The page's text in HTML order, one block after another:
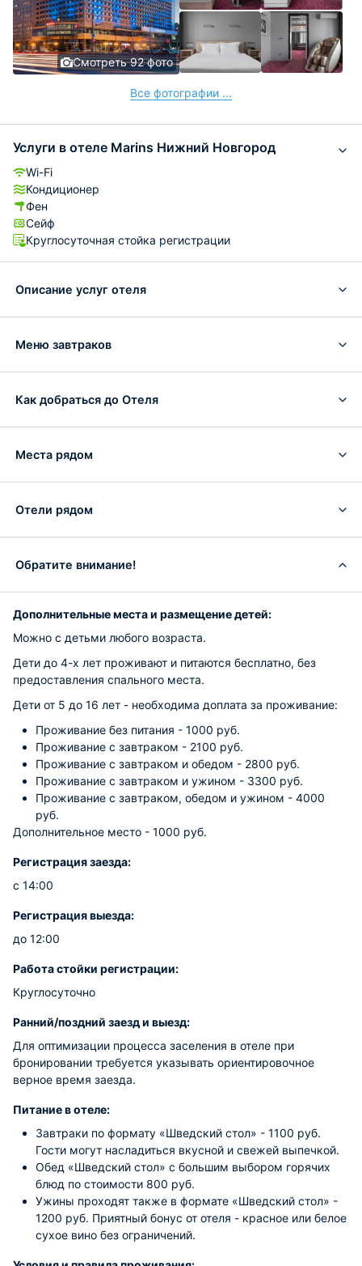
Смотреть 92 фото
Все фотографии ...
Услуги в отеле Marins Нижний Новгород
Wi-Fi
Кондиционер
Фен
Сейф
Круглосуточная стойка регистрации
Описание услуг отеля
Меню завтраков
Как добраться до Отеля
Места рядом
Отели рядом
Обратите внимание!
Дополнительные места и размещение детей:
Можно с детьми любого возраста.
Дети до 4-х лет проживают и питаются бесплатно, без
предоставления спального места.
Дети от 5 до 16 лет - необходима доплата за проживание:
Проживание без питания - 1000 руб.
Проживание с завтраком - 2100 руб.
Проживание с завтраком и обедом - 2800 руб.
Проживание с завтраком и ужином - 3300 руб.
Проживание с завтраком, обедом и ужином - 4000
руб.
Дополнительное место - 1000 руб.
Регистрация заезда:
с 14:00
Регистрация выезда:
до 12:00
Работа стойки регистрации:
Круглосуточно
Ранний/поздний заезд и выезд:
Для оптимизации процесса заселения в отеле при
бронировании требуется указывать ориентировочное
верное время заезда.
Питание в отеле:
Завтраки по формату «Шведский стол» - 1100 руб.
Гости могут насладиться вкусной и свежей выпечкой.
Обед «Шведский стол» с большим выбором горячих
блюд по стоимости 800 руб.
Ужины проходят также в формате «Шведский стол» -
1200 руб. Приятный бонус от отеля - красное или белое
сухое вино без ограничений.